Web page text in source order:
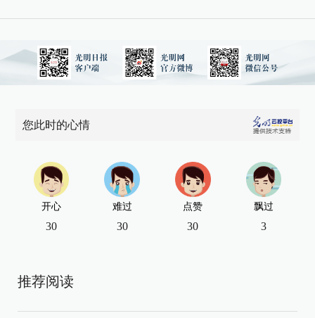
您此时的心情
开心
30
难过
30
点赞
30
飘过
3
推荐阅读